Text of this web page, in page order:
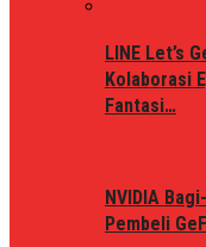
LINE Let’s
Kolaborasi
Fantasi…
NVIDIA
Pembeli